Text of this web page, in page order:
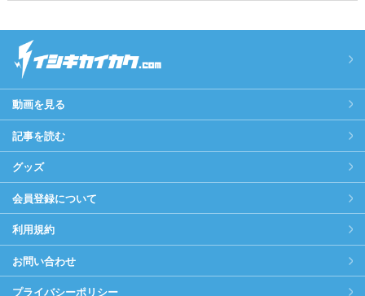
動画を見る
記事を読む
グッズ
会員登録について
利用規約
お問い合わせ
プライバシーポリシー